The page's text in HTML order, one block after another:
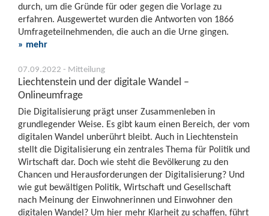
durch, um die Gründe für oder gegen die Vorlage zu
erfahren. Ausgewertet wurden die Antworten von 1866
Umfrageteilnehmenden, die auch an die Urne gingen.
» mehr
07.09.2022 - Mitteilung
Liechtenstein und der digitale Wandel –
Onlineumfrage
Die Digitalisierung prägt unser Zusammenleben in
grundlegender Weise. Es gibt kaum einen Bereich, der vom
digitalen Wandel unberührt bleibt. Auch in Liechtenstein
stellt die Digitalisierung ein zentrales Thema für Politik und
Wirtschaft dar. Doch wie steht die Bevölkerung zu den
Chancen und Herausforderungen der Digitalisierung? Und
wie gut bewältigen Politik, Wirtschaft und Gesellschaft
nach Meinung der Einwohnerinnen und Einwohner den
digitalen Wandel? Um hier mehr Klarheit zu schaffen, führt